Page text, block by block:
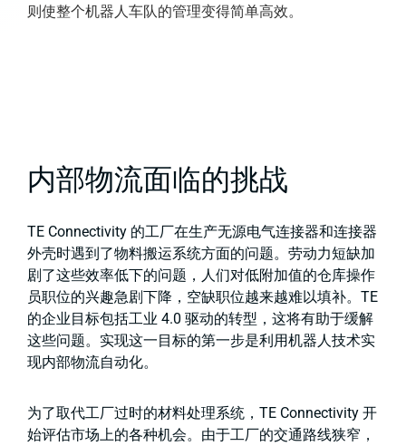
则使整个机器人车队的管理变得简单高效。
内部物流面临的挑战
TE Connectivity 的工厂在生产无源电气连接器和连接器
外壳时遇到了物料搬运系统方面的问题。劳动力短缺加
剧了这些效率低下的问题，人们对低附加值的仓库操作
员职位的兴趣急剧下降，空缺职位越来越难以填补。TE
的企业目标包括工业 4.0 驱动的转型，这将有助于缓解
这些问题。实现这一目标的第一步是利用机器人技术实
现内部物流自动化。
为了取代工厂过时的材料处理系统，TE Connectivity 开
始评估市场上的各种机会。由于工厂的交通路线狭窄，